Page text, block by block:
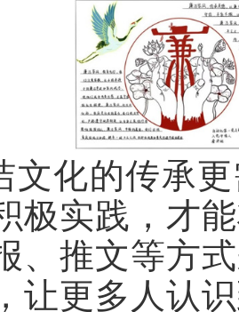
文化的传承
极实践，才
、推文等方
让更多人认